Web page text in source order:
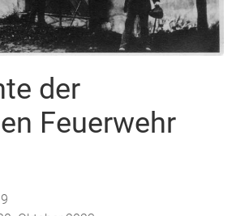
der
Feuerwehr